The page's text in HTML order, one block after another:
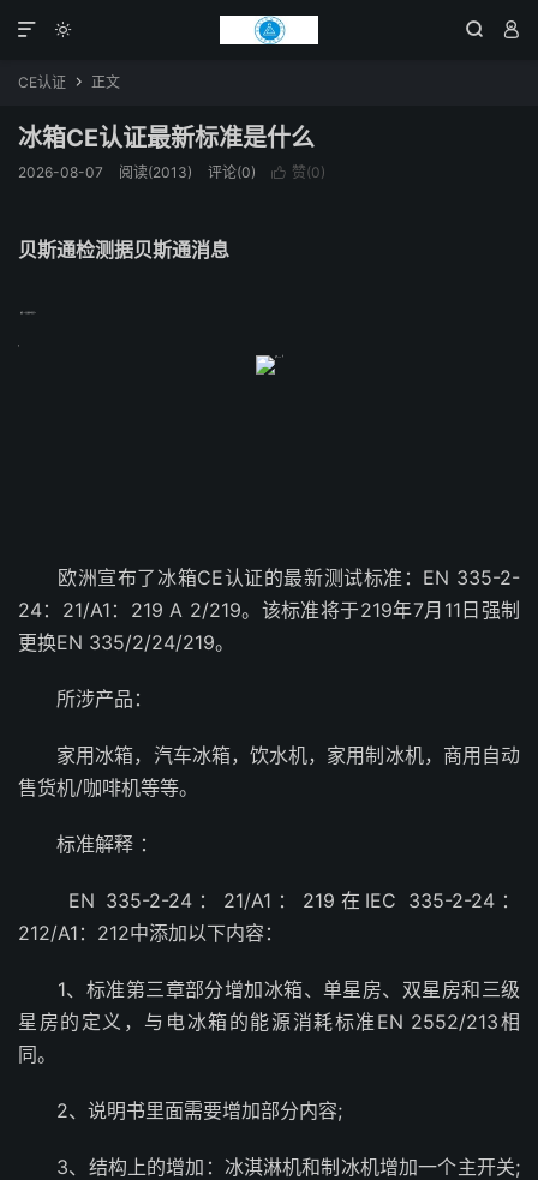
  

CE认证  正文
冰箱CE认证最新标准是什么
2026-08-07 阅读(2013) 评论(0)  赞(0)
贝斯通检测据贝斯通消息
欧洲宣布了冰箱CE认证的最新测试标准：EN 335-2-
24：21/A1：219 A 2/219。该标准将于219年7月11日强制
更换EN 335/2/24/219。
所涉产品：
家用冰箱，汽车冰箱，饮水机，家用制冰机，商用自动
售货机/咖啡机等等。
标准解释 ：
EN 335-2-24：21/A1：219在IEC 335-2-24：
212/A1：212中添加以下内容：
1、标准第三章部分增加冰箱、单星房、双星房和三级
星房的定义，与电冰箱的能源消耗标准EN 2552/213相
同。
2、说明书里面需要增加部分内容;
3、结构上的增加：冰淇淋机和制冰机增加一个主开关;